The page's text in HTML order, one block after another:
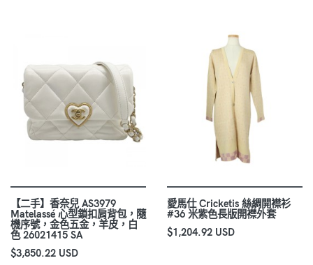
【二手】香奈兒 AS3979
Matelassé 心型鎖扣肩背包，隨
機序號，金色五金，羊皮，白
色 26021415 SA
$3,850.22 USD
愛馬仕 Cricketis 絲綢開襟衫
#36 米紫色長版開襟外套
$1,204.92 USD